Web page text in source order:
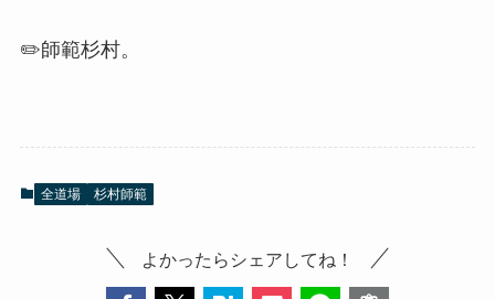
✏️師範杉村。
全道場 杉村師範
よかったらシェアしてね！